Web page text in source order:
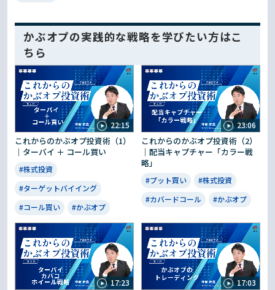
かぶオプの実践的な戦略を学びたい方はこ
ちら
22:15
これからのかぶオプ投資術（1）
｜ターバイ ＋ コール買い
#株式投資
#ターゲットバイイング
#コール買い
#かぶオプ
23:06
これからのかぶオプ投資術（2）
｜配当キャプチャー「カラー戦
略」
#プット買い
#株式投資
#カバードコール
#かぶオプ
17:23 17:03